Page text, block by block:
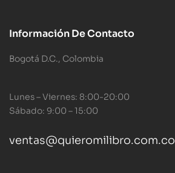
Información De Contacto
Bogotá D.C., Colombia
Lunes – Viernes: 8:00-20:00
Sábado: 9:00 – 15:00
ventas@quieromilibro.com.co